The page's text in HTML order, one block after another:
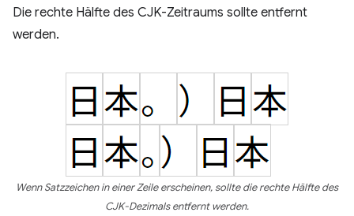
Die rechte Hälfte des CJK-Zeitraums sollte entfernt
werden.
Wenn Satzzeichen in einer Zeile erscheinen, sollte die rechte Hälfte des
CJK-Dezimals entfernt werden.